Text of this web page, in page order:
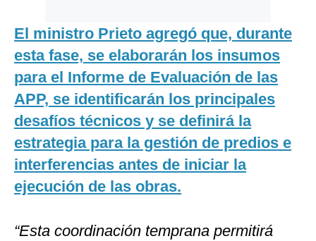
El ministro Prieto agregó que, durante
esta fase, se elaborarán los insumos
para el Informe de Evaluación de las
APP, se identificarán los principales
desafíos técnicos y se definirá la
estrategia para la gestión de predios e
interferencias antes de iniciar la
ejecución de las obras.
“Esta coordinación temprana permitirá